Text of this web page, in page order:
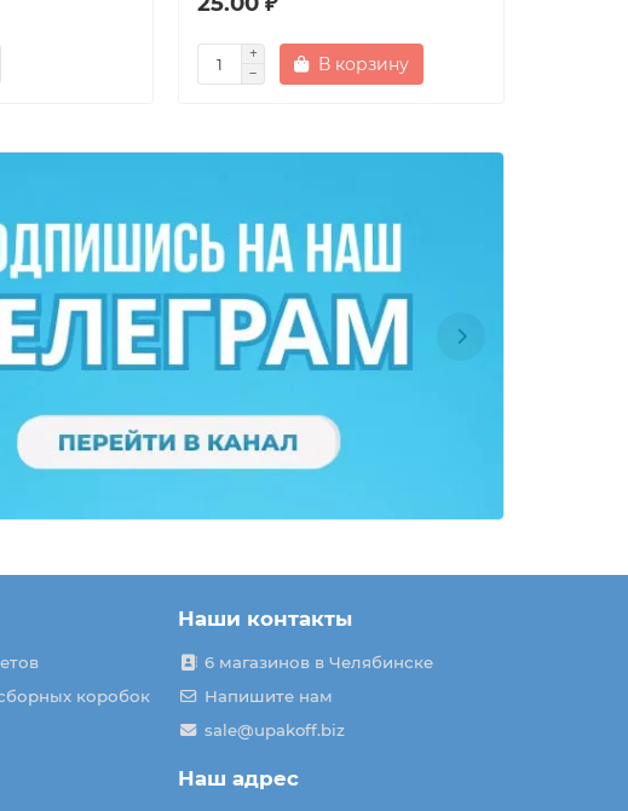
В корзину
коробок
Наши контакты
6 магазинов в Челябинске
Напишите нам
sale@upakoff.biz
Наш адрес